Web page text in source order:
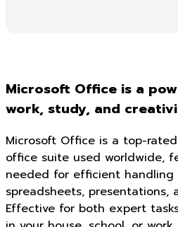
Microsoft Office is a
work, study, and
Microsoft Office is a top-
office suite used worldwide,
needed for efficient handling
spreadsheets, presentations,
Effective for both expert